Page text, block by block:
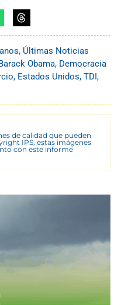
, Últimas Noticias
Obama, Democracia
, Estados Unidos, TDI,
de calidad que pueden
IPS, estas imágenes
con este informe